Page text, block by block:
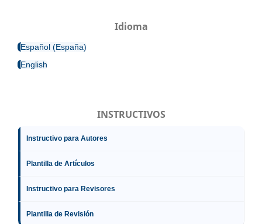
Idioma
Español (España)
English
INSTRUCTIVOS
Instructivo para Autores
Plantilla de Artículos
Instructivo para Revisores
Plantilla de Revisión